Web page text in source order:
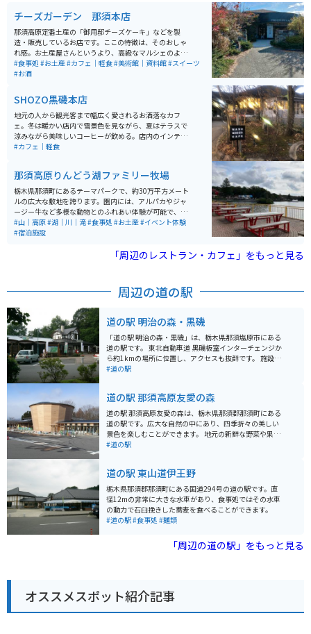
チーズガーデン 那須本店
那須高原定番土産の「御用邸チーズケーキ」などを製
造・販売しているお店です。ここの特徴は、そのおしゃ
れ感。お土産屋さんというより、高級なマルシェのよう
な印象で、インスタ映えしそうな店構え・商品ラインア
ップ・雰囲気・そしておしゃれな庭園と、スイーツ女子
#食事処 #お土産#カフェ｜軽食#美術館｜資料館#スイーツ
#お酒
SHOZO黒磯本店
地元の人から観光客まで幅広く愛されるお洒落なカフ
ェ。冬は暖かい店内で雪景色を見ながら、夏はテラスで
涼みながら美味しいコーヒーが飲める。店内のインテリ
アもスタッフもとにかく全てがお洒落なお店。オススメ
良しの一品。
#カフェ｜軽食
那須高原りんどう湖ファミリー牧場
栃木県那須町にあるテーマパークで、約30万平方メート
ルの広大な敷地を誇ります。園内には、アルパカやジャ
ージー牛など多様な動物とのふれあい体験が可能で、エ
サやりや乗馬、乳搾り体験などが人気です。また、湖上
を滑空するジップライン「KAKKU」や観覧車「らんらん
れやグループで楽しめます。さらに、手作り体験やグラ
ンピング施設も充実しており、四季折々の自然を満喫で
#山｜高原#湖｜川｜滝#食事処 #お土産#イベント体験
#宿泊施設
「周辺のレストラン・カフェ」をもっと見る
周辺の道の駅
道の駅 明治の森・黒磯
「道の駅 明治の森・黒磯」は、栃木県那須塩原市にある
道の駅です。 東北自動車道 黒磯板室インターチェンジか
ら約1kmの場所に位置し、アクセスも抜群です。 施設内
には、地元の新鮮な野菜や果物を販売する農産物直売所
す。 濃厚でコクのある味わいは、一度食べたら忘れられ
ない美味しさです。 また、道の駅に隣接して、明治時代
に開拓が始まった「明治の森・黒磯」が広がっていま
す。 園内には、当時の面影を残すレンガ造りの建物や、
美しい自然を楽しむことができる遊歩道などがあり、散
策に最適です。 バイクで訪れる場合、駐車場も広く、休
など、観光スポットも充実しており、ツーリングの拠点
の特産品や自然を満喫できる道の駅です。 ぜひ一度訪れ
てみてください。
#道の駅
道の駅 那須高原友愛の森
道の駅 那須高原友愛の森は、栃木県那須郡那須町にある
道の駅です。広大な自然の中にあり、四季折々の美しい
景色を楽しむことができます。 地元の新鮮な野菜や果物
をはじめ、お土産や特産品を販売するショップや、レス
場合、駐車場も広く、休憩場所としても最適です。周辺
には、那須高原の観光スポットがたくさんあるので、ツ
ーリングの拠点としてもおすすめです。 那須高原は、温
泉や遊園地、美術館など、見どころ満載のエリアです。
道の駅 那須高原友愛の森で、情報収集をしてから、観光
に出かけるのも良いでしょう。
#道の駅
道の駅 東山道伊王野
栃木県那須郡那須町にある国道294号の道の駅です。直
径12mの非常に大きな水車があり、食事処ではその水車
の動力で石臼挽きした蕎麦を食べることができます。
#道の駅#食事処 #麺類
「周辺の道の駅」をもっと見る
オススメスポット紹介記事